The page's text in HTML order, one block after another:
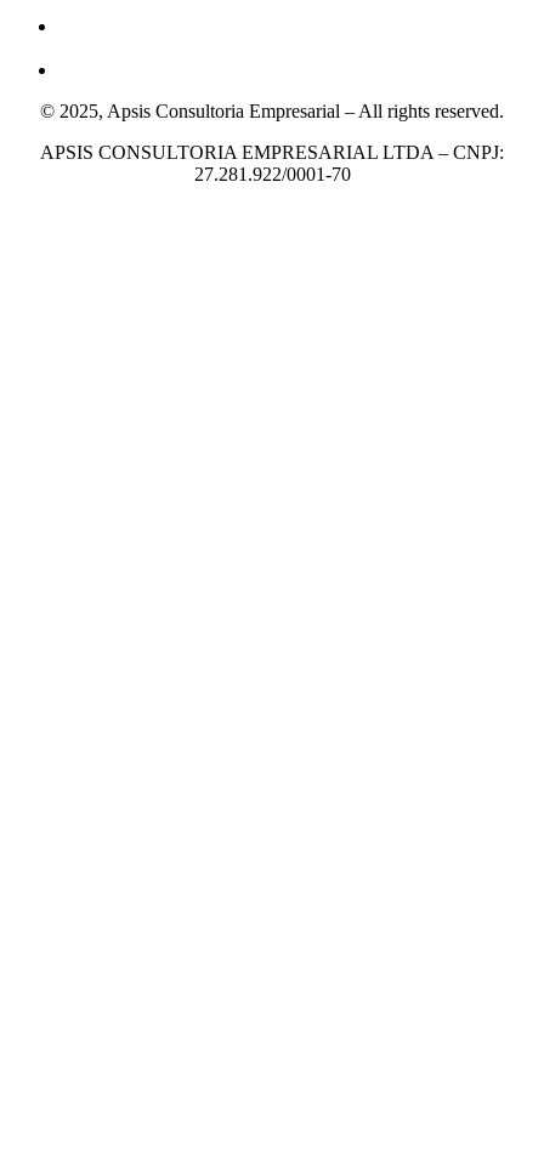
© 2025, Apsis Consultoria Empresarial – All rights reserved.
APSIS CONSULTORIA EMPRESARIAL LTDA – CNPJ:
27.281.922/0001-70